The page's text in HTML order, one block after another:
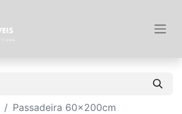
Passadeira 60x200cm